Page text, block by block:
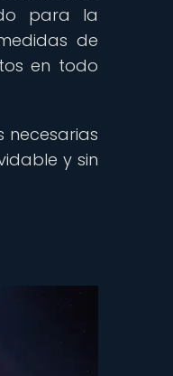
para la
de
en todo
necesarias
y sin